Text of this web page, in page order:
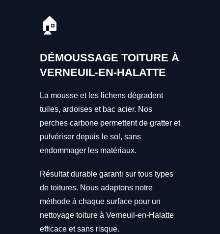
🏠
DÉMOUSSAGE TOITURE À
VERNEUIL-EN-HALATTE
La mousse et les lichens dégradent
tuiles, ardoises et bac acier. Nos
perches carbone permettent de gratter et
pulvériser depuis le sol, sans
endommager les matériaux.
Résultat durable garanti sur tous types
de toitures. Nous adaptons notre
méthode à chaque surface pour un
nettoyage toiture à Verneuil-en-Halatte
efficace et sans risque.